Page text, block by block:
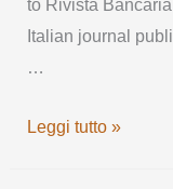
to Rivista
Italian journal
…
Leggi tutto »